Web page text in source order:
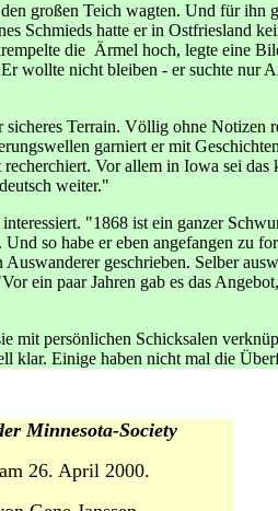
großen Teich wagten. Und für ihn
Schmieds hatte er in Ostfriesland
die Ärmel hoch, legte eine
wollte nicht bleiben - er suchte nur
Terrain. Völlig ohne Notizen
garniert er mit
Vor allem in Iowa sei das
weiter."
"1868 ist ein ganzer
so habe er eben angefangen zu
geschrieben. Selber
ein paar Jahren gab es das
mit persönlichen Schicksalen
klar. Einige haben nicht mal die
Minnesota-Society
26. April 2000.